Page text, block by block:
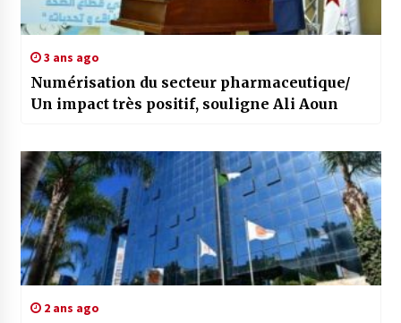
3 ans ago
Numérisation du secteur pharmaceutique/
2 ans ago